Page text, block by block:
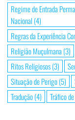
Regime de Entrada
Nacional (4)
Regras da Experiência
Religião Muçulmana (3)
Ritos Religiosos(3)
Situação de Perigo(5)
Tradução(4) Tráfico